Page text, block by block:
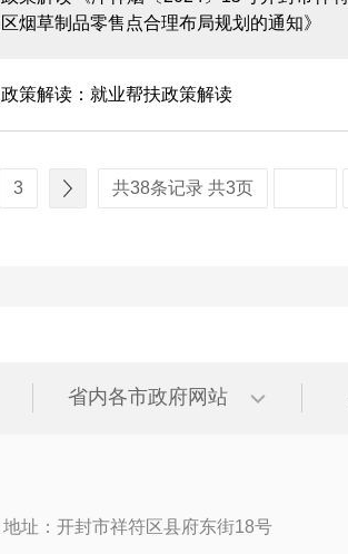
区烟草制品零售点合理布局规划的通知》
政策解读：就业帮扶政策解读
3 共38条记录 共3页
省内各市政府网站
地址：开封市祥符区县府东街18号